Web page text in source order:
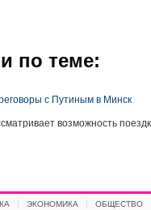
по теме:
с Путиным в Минск
возможность
ЭКОНОМИКА ОБЩЕСТВО